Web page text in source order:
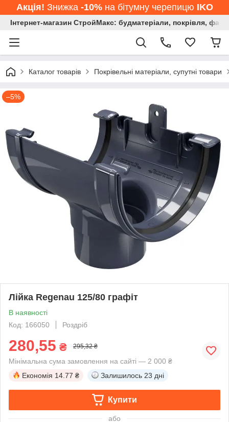
Акція! Знижка -10%на бітумну черепицю IKO
Інтернет-магазин СтройМакс: будматеріали, покрівля,
Каталог товарів Покрівельні матеріали, супутні товари
–5%
Лійка Regenau 125/80 графіт
В наявності
Код: 166050
Роздріб
280,55 ₴ 295,32 ₴
Мінімальна сума замовлення на сайті — 2 000 ₴
Економія 14.77 ₴ Залишилось 23 дні
Купити
або